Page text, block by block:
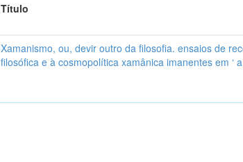
Título
Xamanismo, ou, devir outro da filosofia. ensaios de
filosófica e à cosmopolítica xamânica imanentes em ‘